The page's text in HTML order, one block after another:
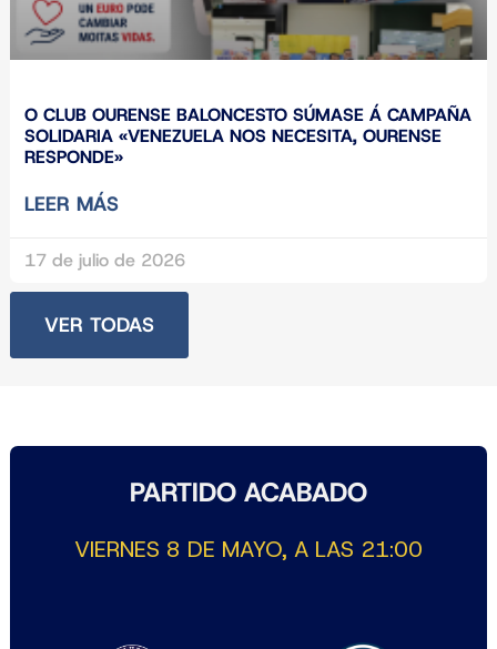
O CLUB OURENSE BALONCESTO SÚMASE Á CAMPAÑA
SOLIDARIA «VENEZUELA NOS NECESITA, OURENSE
RESPONDE»
LEER MÁS
17 de julio de 2026
VER TODAS
PARTIDO ACABADO
VIERNES 8 DE MAYO, A LAS 21:00